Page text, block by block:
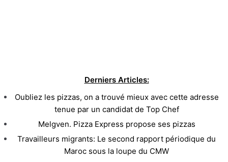
Derniers Articles:
Oubliez les pizzas, on a trouvé mieux avec cette adresse
tenue par un candidat de Top Chef
Melgven. Pizza Express propose ses pizzas
Travailleurs migrants: Le second rapport périodique du
Maroc sous la loupe du CMW